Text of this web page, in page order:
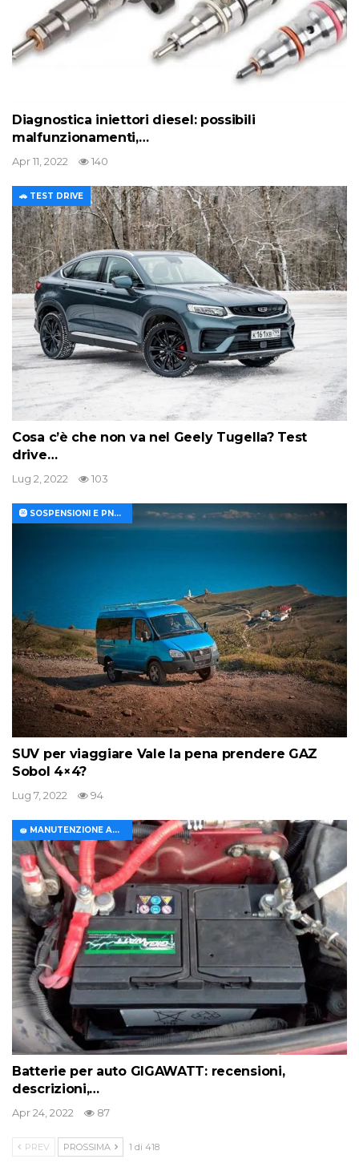
Diagnostica iniettori diesel: possibili
malfunzionamenti,…
Apr 11, 2022 140
🚗 TEST DRIVE
Cosa c’è che non va nel Geely Tugella? Test
drive…
Lug 2, 2022 103
🛞 SOSPENSIONI E PNEUMATICI
SUV per viaggiare Vale la pena prendere GAZ
Sobol 4×4?
Lug 7, 2022 94
🧽 MANUTENZIONE AUTO
Batterie per auto GIGAWATT: recensioni,
descrizioni,…
Apr 24, 2022 87
PREV PROSSIMA 1 di 418